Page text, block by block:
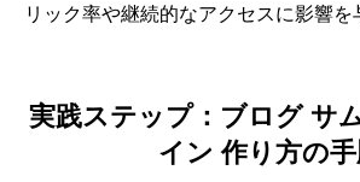
リック率や継続的なアクセスに影響を
実践ステップ：ブログ サ
イン 作り方の